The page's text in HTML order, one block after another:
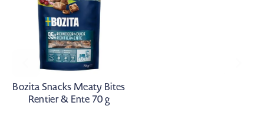
Bozita Snacks Meaty Bites
Rentier & Ente 70 g